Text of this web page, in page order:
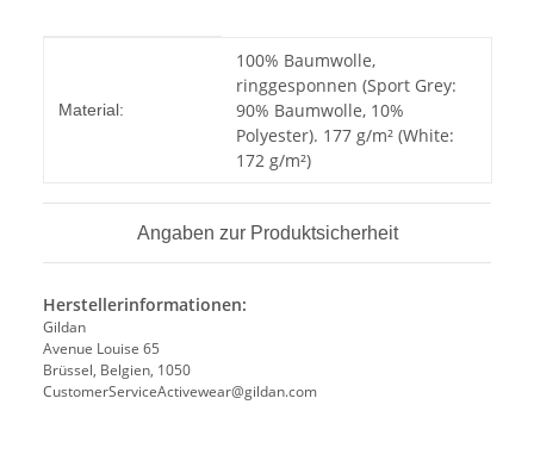
Material:
100% Baumwolle,
ringgesponnen (Sport Grey:
90% Baumwolle, 10%
Polyester). 177 g/m² (White:
172 g/m²)
Angaben zur Produktsicherheit
Herstellerinformationen:
Gildan
Avenue Louise 65
Brüssel, Belgien, 1050
CustomerServiceActivewear@gildan.com